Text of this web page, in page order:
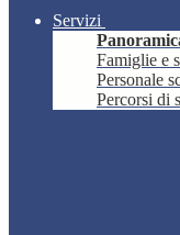
Servizi
Famiglie e
Personale
Percorsi di